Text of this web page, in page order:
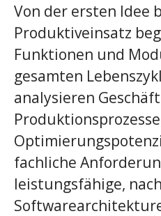
Von der ersten Idee
Produktiveinsatz
Funktionen und
gesamten
analysieren
fachliche
leistungsfähige,